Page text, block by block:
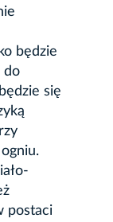
będzie
do
się
postaci